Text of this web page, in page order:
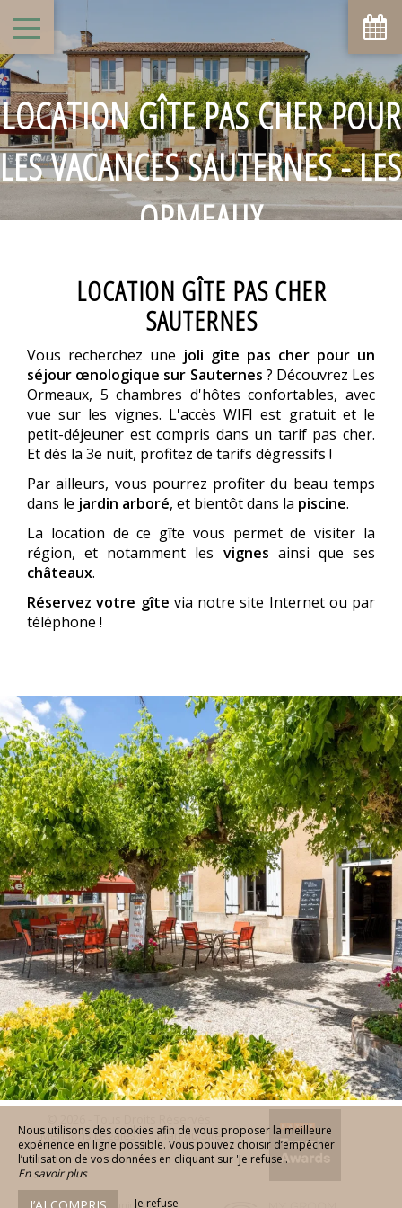
LOCATION GÎTE PAS CHER POUR
LES VACANCES SAUTERNES - LES
ORMEAUX
LOCATION GÎTE PAS CHER
SAUTERNES
Vous recherchez une joli gîte pas cher pour un
séjour œnologique sur Sauternes ? Découvrez Les
Ormeaux, 5 chambres d'hôtes confortables, avec
vue sur les vignes. L'accès WIFI est gratuit et le
petit-déjeuner est compris dans un tarif pas cher.
Et dès la 3e nuit, profitez de tarifs dégressifs !
Par ailleurs, vous pourrez profiter du beau temps
dans le jardin arboré, et bientôt dans la piscine.
La location de ce gîte vous permet de visiter la
région, et notamment les vignes ainsi que ses
châteaux.
Réservez votre gîte via notre site Internet ou par
téléphone !
Mentions Légales
Plan du Site
Agence de communication
Nous utilisons des cookies afin de vous proposer la meilleure
expérience en ligne possible. Vous pouvez choisir d’empêcher
l’utilisation de vos données en cliquant sur 'Je refuse'.
En savoir plus
Je refuse